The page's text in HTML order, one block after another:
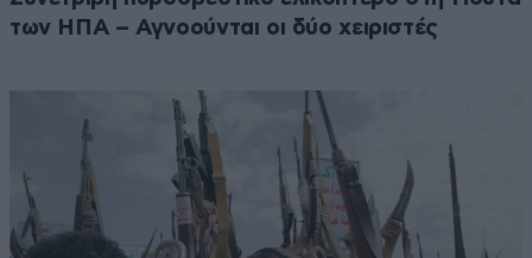
των ΗΠΑ – Αγνοούνται οι δύο χειριστές